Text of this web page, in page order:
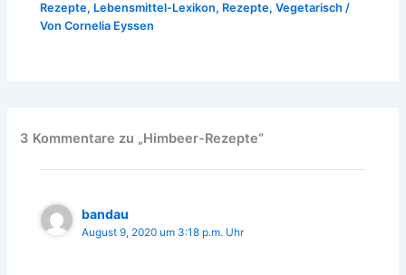
Rezepte, Lebensmittel-Lexikon, Rezepte,Vegetarisch /
VonCornelia Eyssen
3 Kommentare zu „Himbeer-Rezepte“
bandau
August 9, 2020 um 3:18 p.m. Uhr